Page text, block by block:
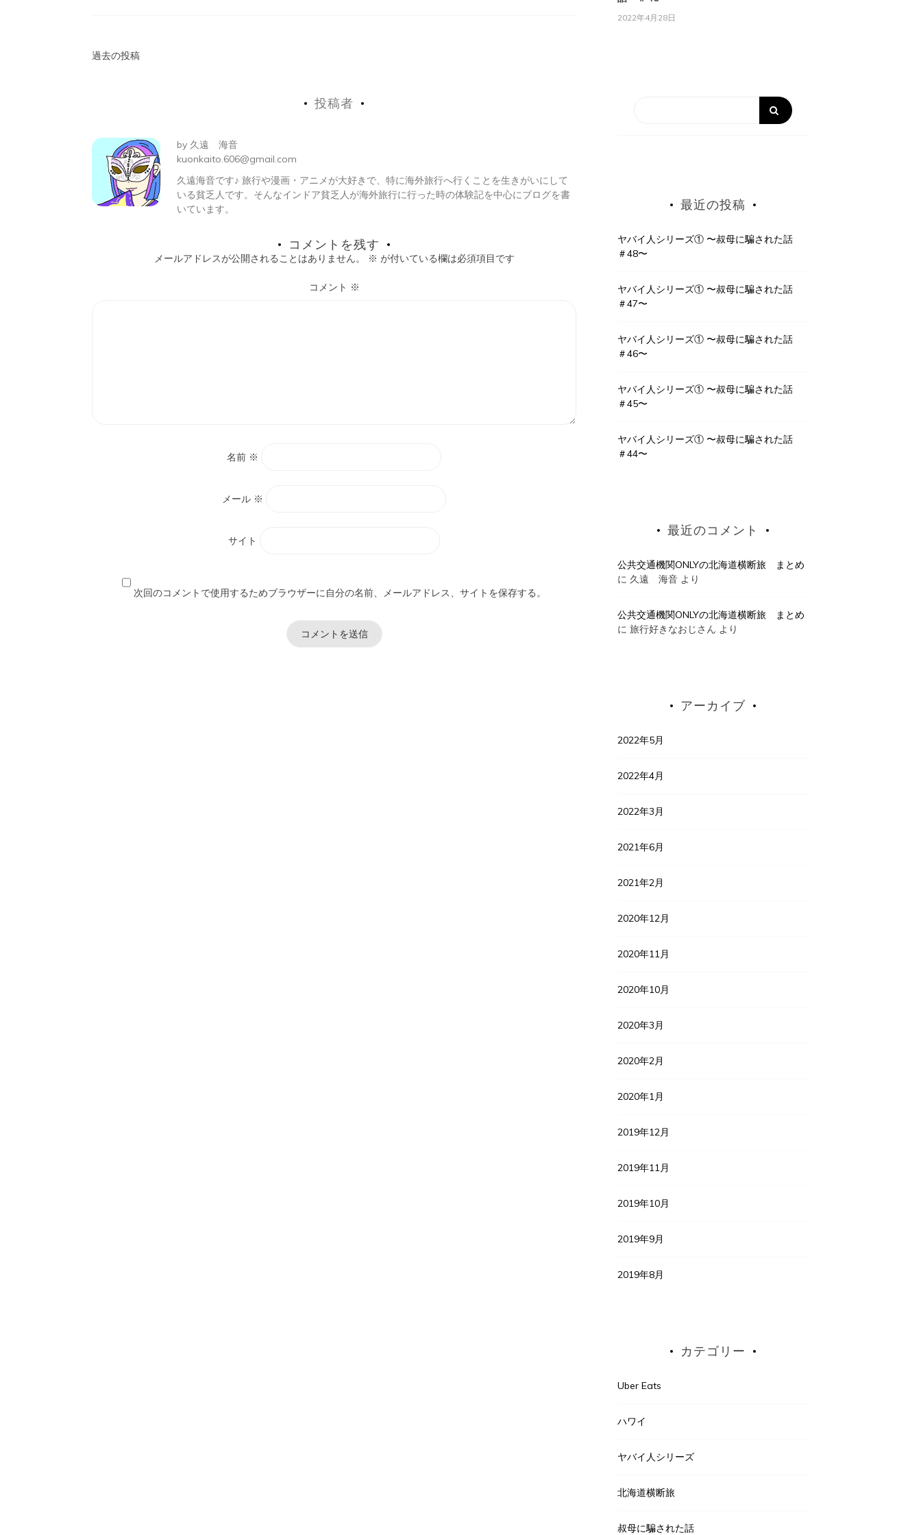
投
ビ
ゲ
ー
過去の投稿
投稿者
by 久遠 海音
kuonkaito.606@gmail.com
久遠海音です♪ 旅行や漫画・アニメが大好きで、特に海外旅行へ行くことを生きがいにして
いる貧乏人です。そんなインドア貧乏人が海外旅行に行った時の体験記を中心にブログを書
いています。
コメントを残す
メールアドレスが公開されることはありません。 ※ が付いている欄は必須項目です
コメント ※
名前 ※
メール ※
サイト
次回のコメントで使用するためブラウザーに自分の名前、メールアドレス、サイトを保存する。
2022年4月28日
最近の投稿
ヤバイ人シリーズ① 〜叔母に騙された話
＃48〜
ヤバイ人シリーズ① 〜叔母に騙された話
＃47〜
ヤバイ人シリーズ① 〜叔母に騙された話
＃46〜
ヤバイ人シリーズ① 〜叔母に騙された話
＃45〜
ヤバイ人シリーズ① 〜叔母に騙された話
＃44〜
最近のコメント
公共交通機関ONLYの北海道横断旅 まとめ
に 久遠 海音 より
公共交通機関ONLYの北海道横断旅 まとめ
に旅行好きなおじさん より
アーカイブ
2022年5月
2022年4月
2022年3月
2021年6月
2021年2月
2020年12月
2020年11月
2020年10月
2020年3月
2020年2月
2020年1月
2019年12月
2019年11月
2019年10月
2019年9月
2019年8月
カテゴリー
Uber Eats
ハワイ
ヤバイ人シリーズ
北海道横断旅
叔母に騙された話